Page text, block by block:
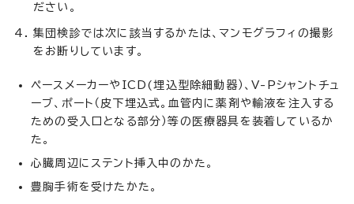
ださい。
集団検診では次に該当するかたは、マンモグラフィの撮影
をお断りしています。
ペースメーカーやICD(埋込型除細動器）、V-Pシャントチュ
ーブ、ポート（皮下埋込式。血管内に薬剤や輸液を注入する
ための受入口となる部分）等の医療器具を装着しているか
た。
心臓周辺にステント挿入中のかた。
豊胸手術を受けたかた。